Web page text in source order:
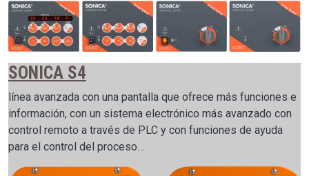
Image
SONICA S4
línea avanzada con una pantalla que ofrece más funciones e
información, con un sistema electrónico más avanzado con
control remoto a través de PLC y con funciones de ayuda
para el control del proceso…